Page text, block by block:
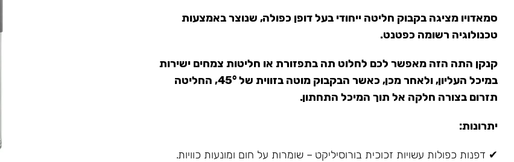
סמאדויו מציגה בקבוק חליטה ייחודי בעל דופן כפולה, שנוצר באמצעות
טכנולוגיה רשומה כפטנט.
קנקן התה הזה מאפשר לכם לחלוט תה בתפזורת או חליטות צמחים ישירות
במיכל העליון, ולאחר מכן, כאשר הבקבוק מוטה בזווית של 45°, החליטה
תזרום בצורה חלקה אל תוך המיכל התחתון.
יתרונות:
✔ דפנות כפולות עשויות זכוכית בורוסיליקט – שומרות על חום ומונעות כוויות.